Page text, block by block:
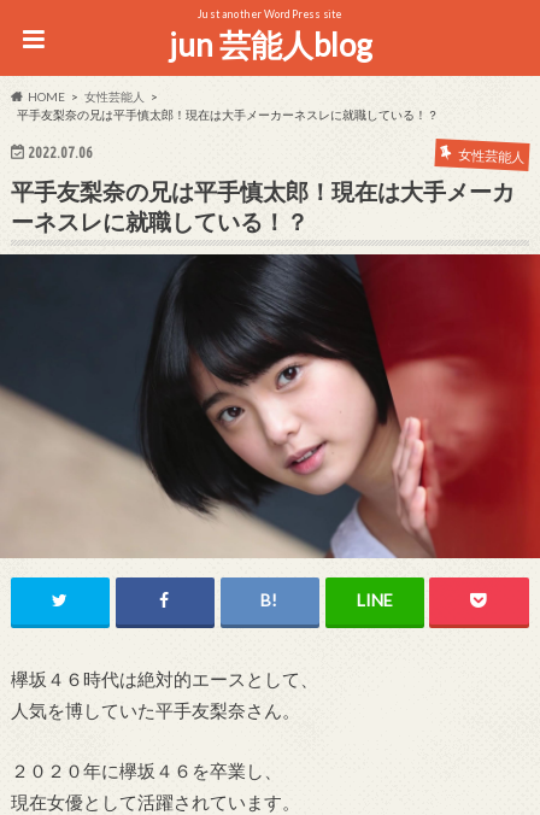
Just another WordPress site
jun 芸能人blog
HOME
女性芸能人
平手友梨奈の兄は平手慎太郎！現在は大手メーカーネスレに就職している！？
2022.07.06 女性芸能人
平手友梨奈の兄は平手慎太郎！現在は大手メーカ
ーネスレに就職している！？
欅坂４６時代は絶対的エースとして、
人気を博していた平手友梨奈さん。
２０２０年に欅坂４６を卒業し、
現在女優として活躍されています。